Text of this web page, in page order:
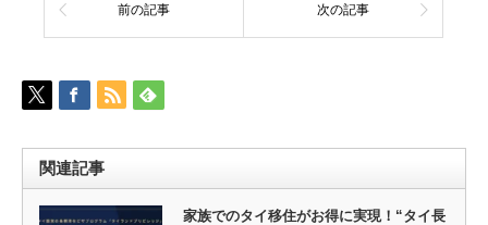
前の記事 次の記事
関連記事
家族でのタイ移住がお得に実現！“タイ長